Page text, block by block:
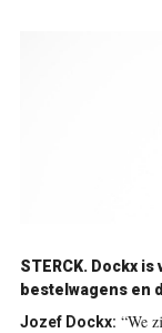
STERCK. Dockx
bestelwagens en
Jozef Dockx: “We